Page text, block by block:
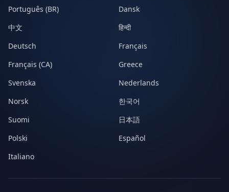
Português (BR)
Dansk
中文
हिन्दी
Deutsch
Français
Français (CA)
Greece
Svenska
Nederlands
Norsk
한국어
Suomi
日本語
Polski
Español
Italiano